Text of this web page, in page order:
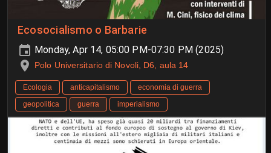
Ecosocialismo o Barbarie
Monday, Apr 14, 05:00 PM-07:30 PM (2025)
Polo Universitario di Novoli, D6, aula 14
Ecologia anticapitalismo
economia di guerra
geopolitica
guerra imperialismo